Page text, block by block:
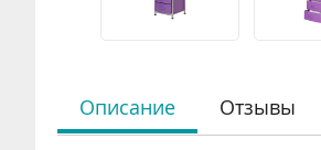
Описание Отзывы